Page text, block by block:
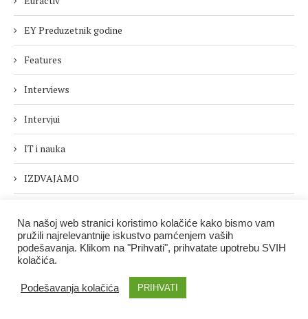
EY Preduzetnik godine
Features
Interviews
Intervjui
IT i nauka
IZDVAJAMO
Novci.rs
Nove tehnologije
Novi brojevi
Na našoj web stranici koristimo kolačiće kako bismo vam
pružili najrelevantnije iskustvo pamćenjem vaših
podešavanja. Klikom na "Prihvati", prihvatate upotrebu SVIH
kolačića.
Podešavanja kolačića PRIHVATI